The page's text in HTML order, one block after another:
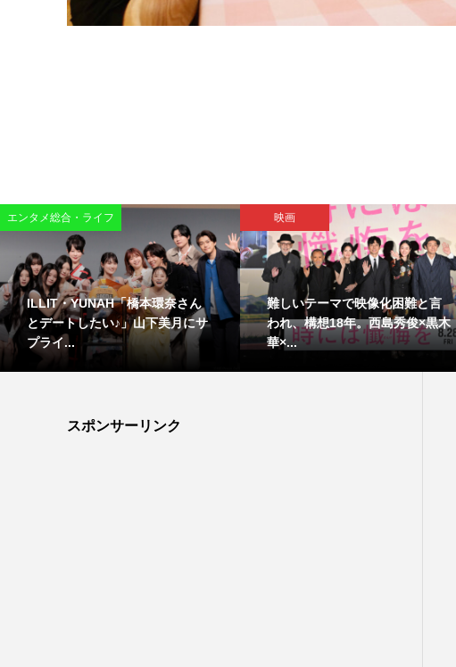
エンタメ総合・ライフ
ILLIT・YUNAH「橋本環奈さん
とデートしたい♪」山下美月にサ
プライ...
映画
難しいテーマで映像化困難と言
われ、構想18年。西島秀俊×黒木
華×...
スポンサーリンク